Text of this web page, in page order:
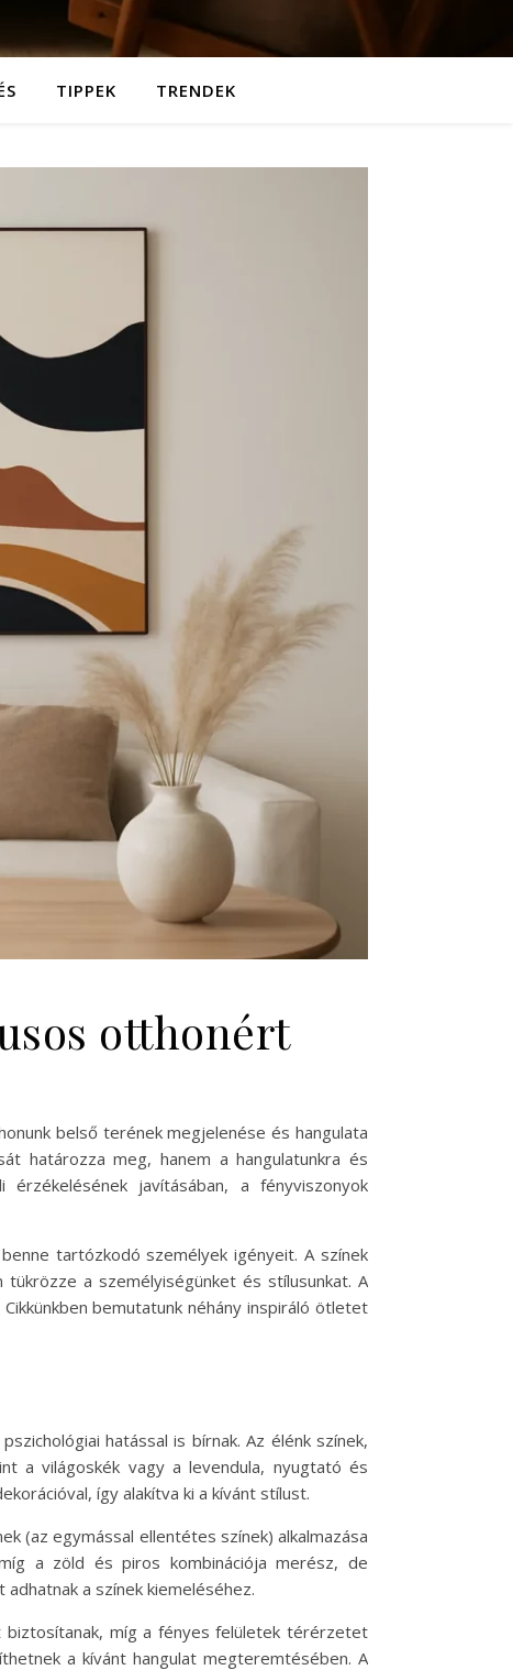
TIPPEK TRENDEK
otthonért
belső terének megjelenése és hangulata
határozza meg, hanem a hangulatunkra és
javításában, a fényviszonyok
tartózkodó személyek igényeit. A színek
a személyiségünket és stílusunkat. A
bemutatunk néhány inspiráló ötletet
hatással is bírnak. Az élénk színek,
a világoskék vagy a levendula, nyugtató és
így alakítva ki a kívánt stílust.
(az egymással ellentétes színek) alkalmazása
a zöld és piros kombinációja merész, de
a színek kiemeléséhez.
míg a fényes felületek térérzetet
a kívánt hangulat megteremtésében. A